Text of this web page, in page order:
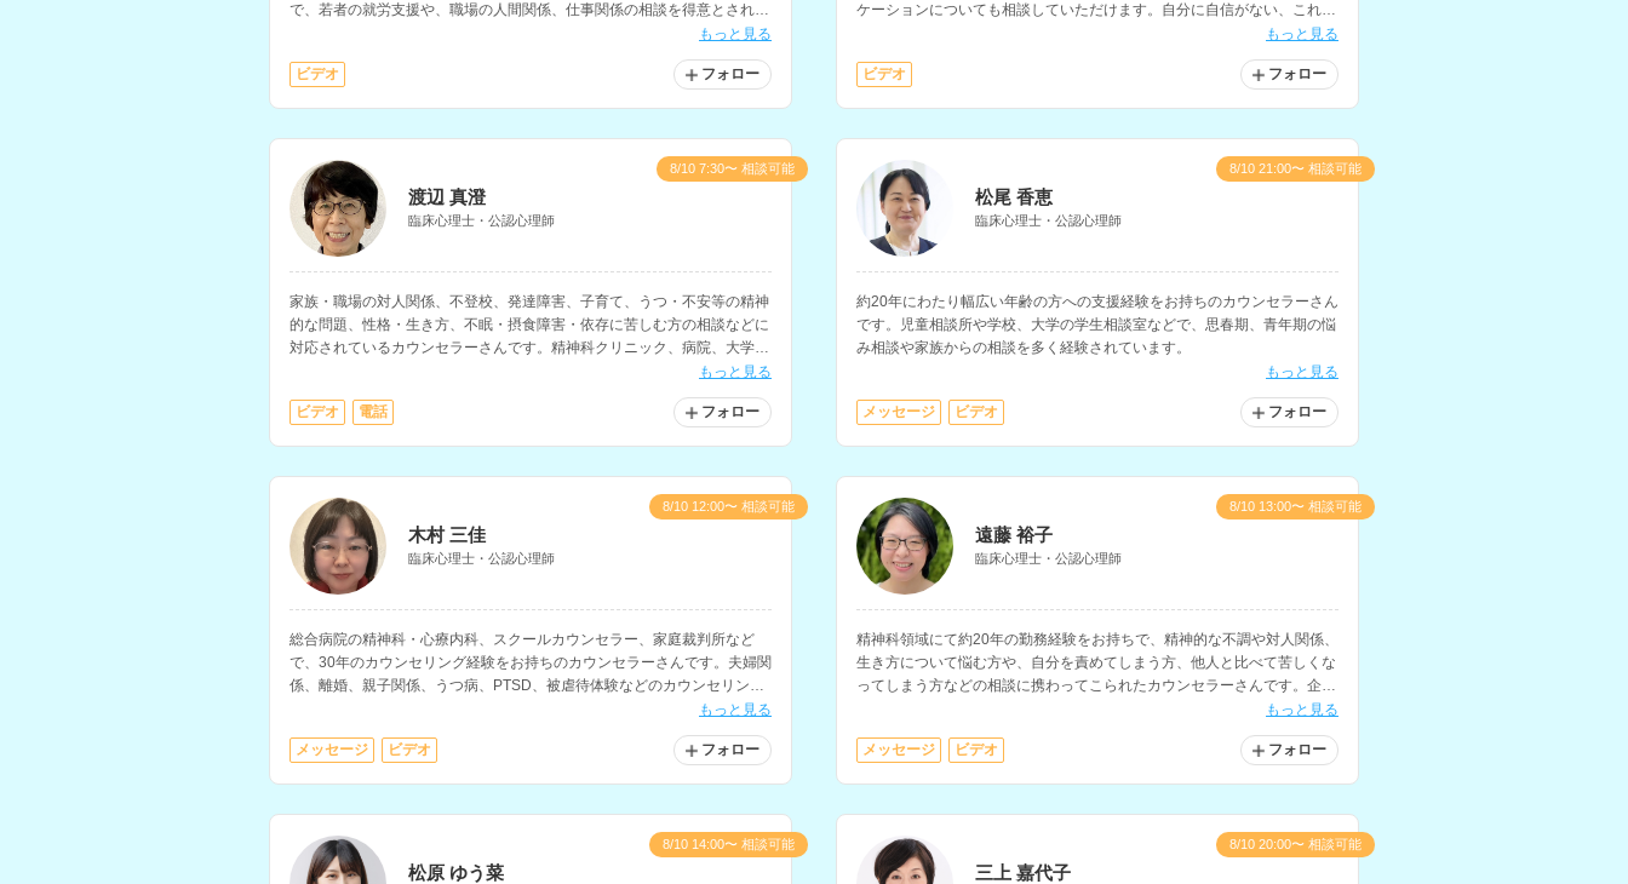
で、若者の就労支援や、職場の人間関係、仕事関係の相談を得意とされて
もっと見る
ビデオ フォロー
ケーションについても相談していただけます。自分に自信がない、これか
らどうしたら良いのかわからないと悩まれている方にもおすすめです。
もっと見る
ビデオ フォロー
渡辺 真澄
臨床心理士・公認心理師
家族・職場の対人関係、不登校、発達障害、子育て、うつ・不安等の精神
的な問題、性格・生き方、不眠・摂食障害・依存に苦しむ方の相談などに
対応されているカウンセラーさんです。精神科クリニック、病院、大学の
学生相談室、高校、カウンセリングルームなどでの相談経験をお持ちで
もっと見る
ビデオ 電話 フォロー
8/10 7:30〜 相談可能
松尾 香恵
臨床心理士・公認心理師
約20年にわたり幅広い年齢の方への支援経験をお持ちのカウンセラーさん
です。児童相談所や学校、大学の学生相談室などで、思春期、青年期の悩
み相談や家族からの相談を多く経験されています。
もっと見る
メッセージ ビデオ フォロー
8/10 21:00〜 相談可能
木村 三佳
臨床心理士・公認心理師
総合病院の精神科・心療内科、スクールカウンセラー、家庭裁判所など
で、30年のカウンセリング経験をお持ちのカウンセラーさんです。夫婦関
係、離婚、親子関係、うつ病、PTSD、被虐待体験などのカウンセリング
もっと見る
メッセージ ビデオ フォロー
8/10 12:00〜 相談可能
遠藤 裕子
臨床心理士・公認心理師
精神科領域にて約20年の勤務経験をお持ちで、精神的な不調や対人関係、
生き方について悩む方や、自分を責めてしまう方、他人と比べて苦しくな
ってしまう方などの相談に携わってこられたカウンセラーさんです。企業
もっと見る
メッセージ ビデオ フォロー
8/10 13:00〜 相談可能
松原 ゆう菜
8/10 14:00〜 相談可能
三上 嘉代子
8/10 20:00〜 相談可能